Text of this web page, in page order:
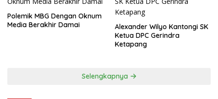
Polemik MBG Dengan Oknum
Media Berakhir Damai
Alexander Wilyo Kantongi SK
Ketua DPC Gerindra
Ketapang
Selengkapnya